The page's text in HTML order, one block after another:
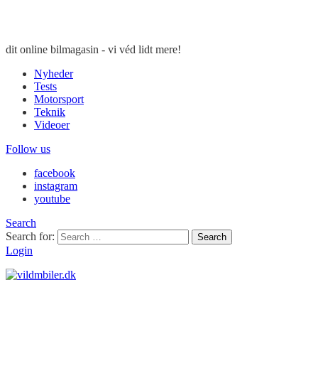
dit online bilmagasin - vi véd lidt mere!
Nyheder
Tests
Motorsport
Teknik
Videoer
Follow us
facebook
instagram
youtube
Search
Search for:
Search
Login